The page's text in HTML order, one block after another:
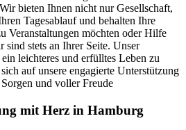
bieten Ihnen nicht nur Gesellschaft,
Tagesablauf und behalten Ihre
Veranstaltungen möchten oder Hilfe
stets an Ihrer Seite. Unser
leichteres und erfülltes Leben zu
auf unsere engagierte Unterstützung
und voller Freude
mit Herz in Hamburg